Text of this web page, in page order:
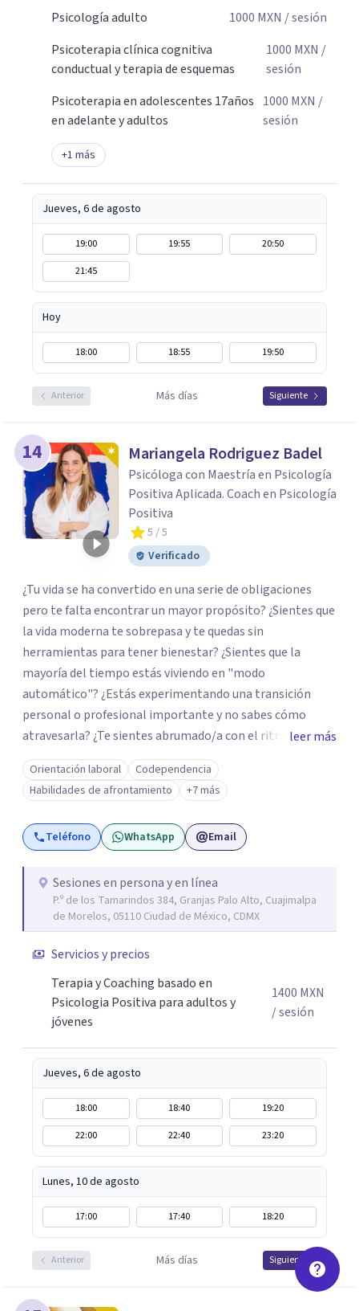
Psicología adulto
1000 MXN / sesión
Psicoterapia clínica cognitiva
conductual y terapia de esquemas
1000 MXN /
sesión
Psicoterapia en adolescentes 17años
en adelante y adultos
1000 MXN /
sesión
+1 más
Jueves, 6 de agosto
19:00 19:55
20:50
21:45
Hoy
18:00 18:55 19:50
Anterior Más días Siguiente
14 Mariangela Rodriguez Badel
Psicóloga con Maestría en Psicología
Positiva Aplicada. Coach en Psicología
Positiva
5 / 5
Verificado
¿Tu vida se ha convertido en una serie de obligaciones
pero te falta encontrar un mayor propósito? ¿Sientes que
la vida moderna te sobrepasa y te quedas sin
herramientas para tener bienestar? ¿Sientes que la
mayoría del tiempo estás viviendo en "modo
automático"? ¿Estás experimentando una transición
personal o profesional importante y no sabes cómo
atravesarla? ¿Te sientes abrumado/a con el ritmo de tu
día a día y te preguntas si hay una mejor manera de vivir?
¿Aunque no estás deprimido/a sientes que te gustaría
potenciar tu capacidad de bienestar? Hola, Soy
Mariangela Rodriguez Badel. Uno de mis propósitos de
vida es impactar positivamente la vida de jóvenes y
uno/a y acompañándolo/as a encontrar herramientas
que les permitan conectar con su vida de maneras
diferentes y avanzar hacia donde lo necesitan. Hago
manera presencial en la Ciudad de México.
Adicionalmente enseño herramientas de psicología
positiva y bienestar a grupos y equipos.
leer más
Orientación laboral
Codependencia
Habilidades de afrontamiento
+7 más
Teléfono WhatsApp Email
Sesiones en persona y en línea
P.º de los Tamarindos 384, Granjas Palo Alto, Cuajimalpa
de Morelos, 05110 Ciudad de México, CDMX
Servicios y precios
Terapia y Coaching basado en
Psicologia Positiva para adultos y
jóvenes
1400 MXN
/ sesión
Jueves, 6 de agosto
18:00 18:40
19:20
22:00
22:40 23:20
Lunes, 10 de agosto
17:00 17:40 18:20
Anterior Más días Siguiente